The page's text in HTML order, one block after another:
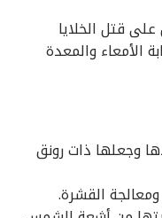
قتل الخلايا
الأمعاء والمعدة
وجعلها ذات رونق
القشرة.